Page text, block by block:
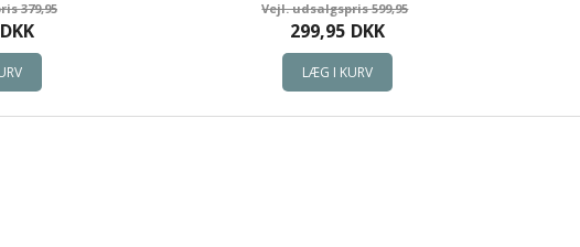
379,95
DKK
599,95
299,95 DKK